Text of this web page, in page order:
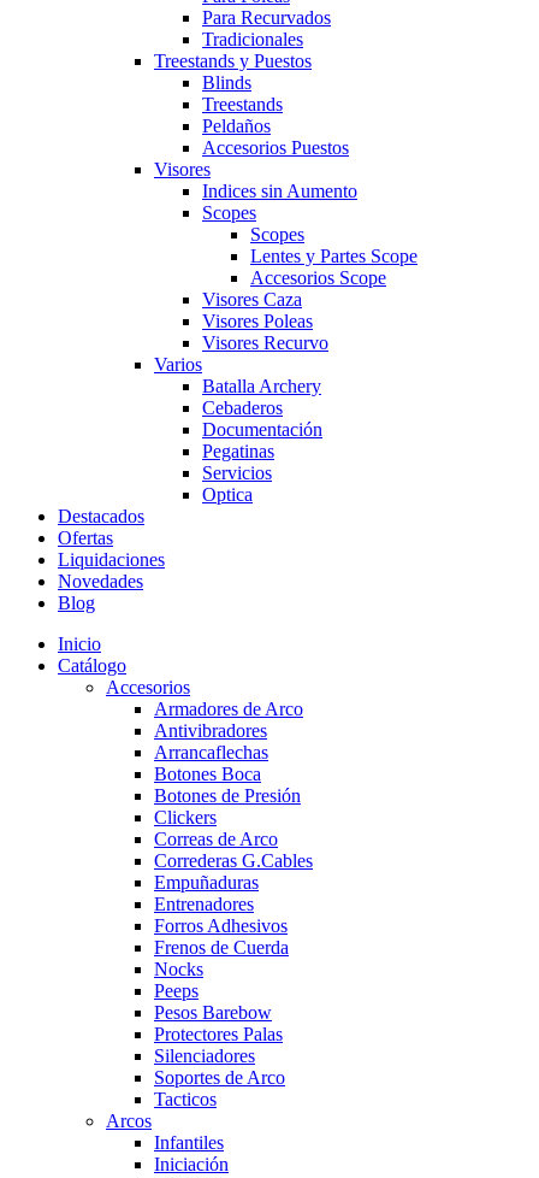
Para Recurvados
Tradicionales
Treestands y Puestos
Blinds
Treestands
Peldaños
Accesorios Puestos
Visores
Indices sin Aumento
Scopes
Scopes
Lentes y Partes Scope
Accesorios Scope
Visores Caza
Visores Poleas
Visores Recurvo
Varios
Batalla Archery
Cebaderos
Documentación
Pegatinas
Servicios
Optica
Destacados
Ofertas
Liquidaciones
Novedades
Blog
Inicio
Catálogo
Accesorios
Armadores de Arco
Antivibradores
Arrancaflechas
Botones Boca
Botones de Presión
Clickers
Correas de Arco
Correderas G.Cables
Empuñaduras
Entrenadores
Forros Adhesivos
Frenos de Cuerda
Nocks
Peeps
Pesos Barebow
Protectores Palas
Silenciadores
Soportes de Arco
Tacticos
Arcos
Infantiles
Iniciación